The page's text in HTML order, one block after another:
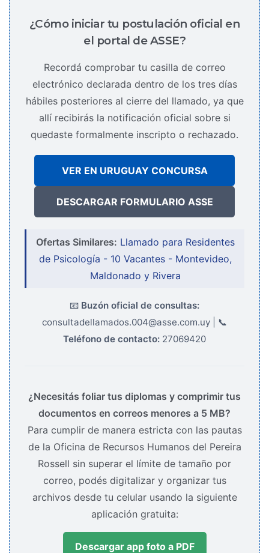
¿Cómo iniciar tu postulación oficial en
el portal de ASSE?
Recordá comprobar tu casilla de correo
electrónico declarada dentro de los tres días
hábiles posteriores al cierre del llamado, ya que
allí recibirás la notificación oficial sobre si
quedaste formalmente inscripto o rechazado.
VER EN URUGUAY CONCURSA
DESCARGAR FORMULARIO ASSE
Ofertas Similares: Llamado para Residentes
de Psicología - 10 Vacantes - Montevideo,
Maldonado y Rivera
📧 Buzón oficial de consultas:
consultadellamados.004@asse.com.uy | 📞
Teléfono de contacto: 27069420
¿Necesitás foliar tus diplomas y comprimir tus
documentos en correos menores a 5 MB?
Para cumplir de manera estricta con las pautas
de la Oficina de Recursos Humanos del Pereira
Rossell sin superar el límite de tamaño por
correo, podés digitalizar y organizar tus
archivos desde tu celular usando la siguiente
aplicación gratuita:
Descargar app foto a PDF